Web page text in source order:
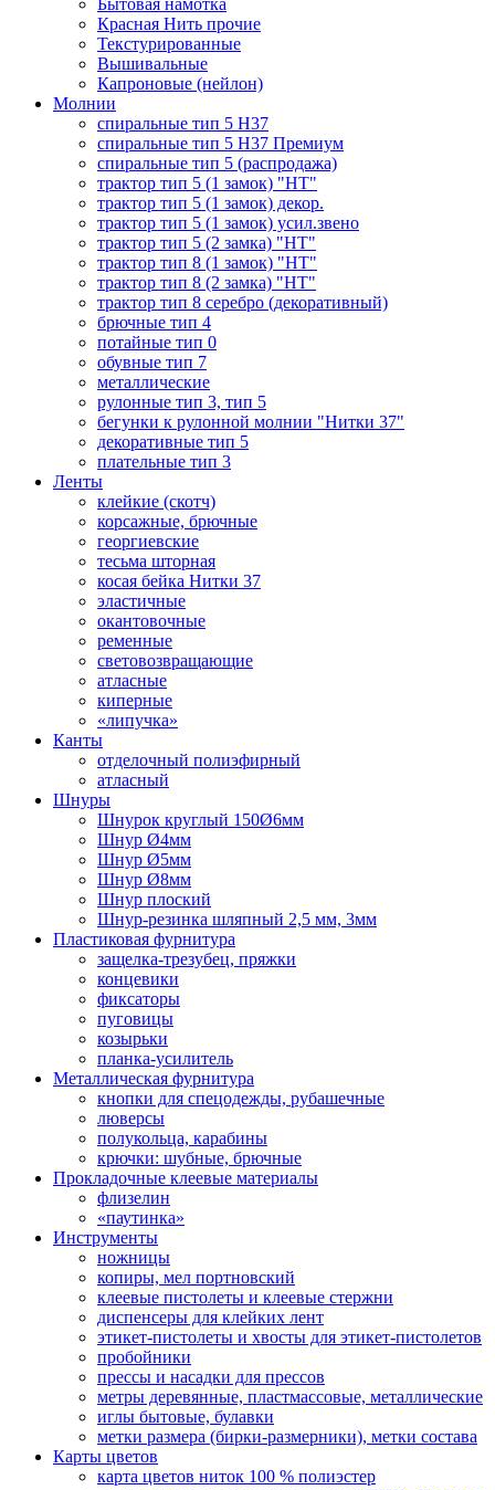
Красная Нить прочие
Текстурированные
Вышивальные
Капроновые (нейлон)
Молнии
спиральные тип 5 Н37
спиральные тип 5 Н37 Премиум
спиральные тип 5 (распродажа)
трактор тип 5 (1 замок) "НТ"
трактор тип 5 (1 замок) декор.
трактор тип 5 (1 замок) усил.звено
трактор тип 5 (2 замка) "НТ"
трактор тип 8 (1 замок) "НТ"
трактор тип 8 (2 замка) "НТ"
трактор тип 8 серебро (декоративный)
брючные тип 4
потайные тип 0
обувные тип 7
металлические
рулонные тип 3, тип 5
бегунки к рулонной молнии "Нитки 37"
декоративные тип 5
плательные тип 3
Ленты
клейкие (скотч)
корсажные, брючные
георгиевские
тесьма шторная
косая бейка Нитки 37
эластичные
окантовочные
ременные
световозвращающие
атласные
киперные
«липучка»
Канты
отделочный полиэфирный
атласный
Шнуры
Шнурок круглый 150Ø6мм
Шнур Ø4мм
Шнур Ø5мм
Шнур Ø8мм
Шнур плоский
Шнур-резинка шляпный 2,5 мм, 3мм
Пластиковая фурнитура
защелка-трезубец, пряжки
концевики
фиксаторы
пуговицы
козырьки
планка-усилитель
Металлическая фурнитура
кнопки для спецодежды, рубашечные
люверсы
полукольца, карабины
крючки: шубные, брючные
Прокладочные клеевые материалы
флизелин
«паутинка»
Инструменты
ножницы
копиры, мел портновский
клеевые пистолеты и клеевые стержни
диспенсеры для клейких лент
этикет-пистолеты и хвосты для этикет-пистолетов
пробойники
прессы и насадки для прессов
метры деревянные, пластмассовые, металлические
иглы бытовые, булавки
метки размера (бирки-размерники), метки состава
Карты цветов
карта цветов ниток 100 % полиэстер